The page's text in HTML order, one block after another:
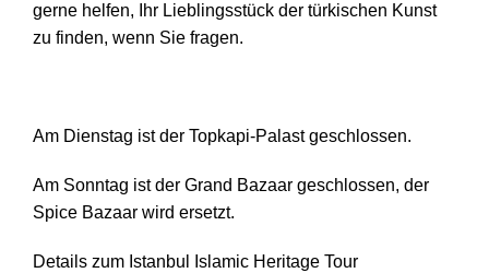
gerne helfen, Ihr Lieblingsstück der türkischen Kunst
zu finden, wenn Sie fragen.
Am Dienstag ist der Topkapi-Palast geschlossen.
Am Sonntag ist der Grand Bazaar geschlossen, der
Spice Bazaar wird ersetzt.
Details zum Istanbul Islamic Heritage Tour